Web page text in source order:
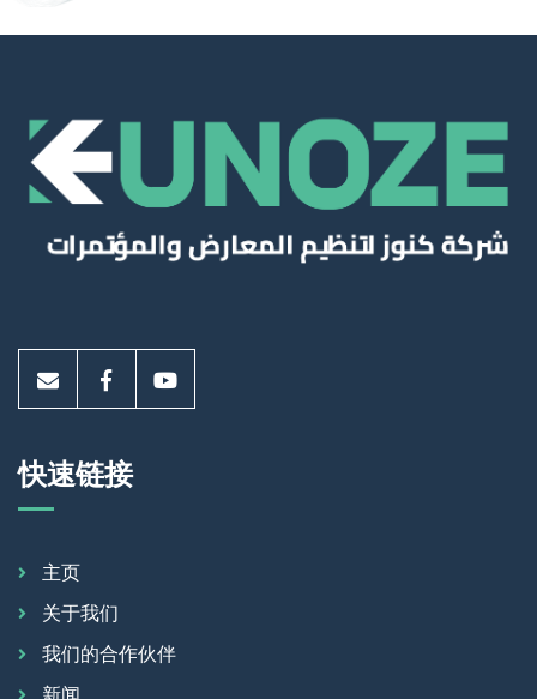
快速链接
主页
关于我们
我们的合作伙伴